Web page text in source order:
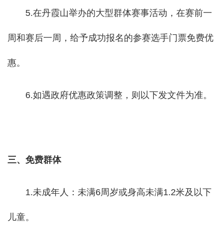
5.在丹霞山举办的大型群体赛事活动，在赛前一
周和赛后一周，给予成功报名的参赛选手门票免费优
惠。
6.如遇政府优惠政策调整，则以下发文件为准。
三、免费群体
1.未成年人：未满6周岁或身高未满1.2米及以下
儿童。